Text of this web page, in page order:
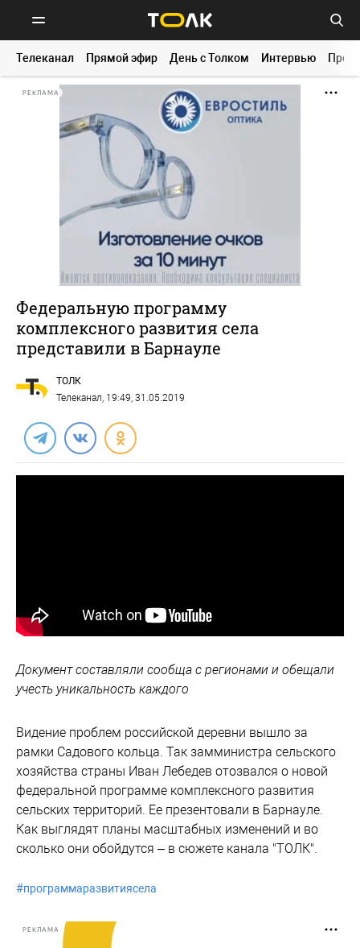
Телеканал Прямой эфир День с Толком Интервью
РЕКЛАМА
Федеральную программу
комплексного развития села
представили в Барнауле
ТОЛК
Телеканал, 19:49, 31.05.2019
Документ составляли сообща с регионами и обещали
учесть уникальность каждого
Видение проблем российской деревни вышло за
рамки Садового кольца. Так замминистра сельского
хозяйства страны Иван Лебедев отозвался о новой
федеральной программе комплексного развития
сельских территорий. Ее презентовали в Барнауле.
Как выглядят планы масштабных изменений и во
сколько они обойдутся – в сюжете канала "ТОЛК".
#программаразвитиясела
РЕКЛАМА